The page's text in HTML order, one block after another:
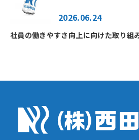
2026.06.24
社員の働きやすさ向上に向けた取り組